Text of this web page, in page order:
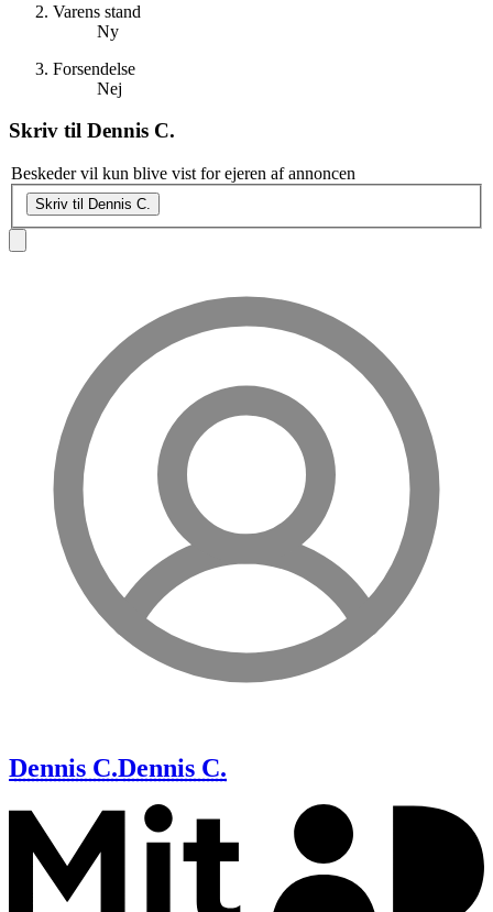
Varens stand
Ny
Forsendelse
Nej
Skriv til Dennis C.
Beskeder vil kun blive vist for ejeren af annoncen
Skriv til Dennis C.
Dennis C.Dennis C.